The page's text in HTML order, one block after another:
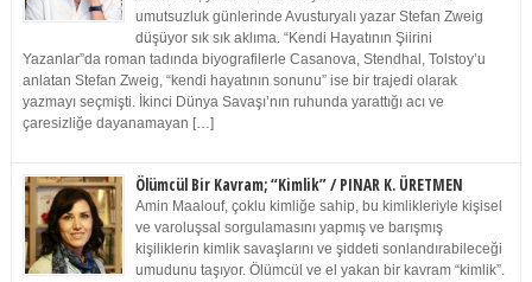
umutsuzluk günlerinde Avusturyalı yazar Stefan Zweig
düşüyor sık sık aklıma. “Kendi Hayatının Şiirini
Yazanlar”da roman tadında biyografilerle Casanova, Stendhal, Tolstoy’u
anlatan Stefan Zweig, “kendi hayatının sonunu” ise bir trajedi olarak
yazmayı seçmişti. İkinci Dünya Savaşı’nın ruhunda yarattığı acı ve
çaresizliğe dayanamayan […]
Ölümcül Bir Kavram; “Kimlik” / PINAR K. ÜRETMEN
Amin Maalouf, çoklu kimliğe sahip, bu kimlikleriyle kişisel
ve varoluşsal sorgulamasını yapmış ve barışmış
kişiliklerin kimlik savaşlarını ve şiddeti sonlandırabileceği
umudunu taşıyor. Ölümcül ve el yakan bir kavram “kimlik”.